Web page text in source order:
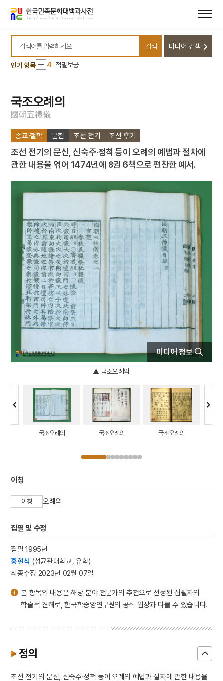
바로가기
바로가기
검색어를 입력하세요
검색 미디어 검색
인기 항목
1 금성대군
2 절기
3 달마도
4 적멸보궁
5 조식
6
5·10 총선거
7
거중기
날개
10 불족도
1
금성대군
5
조식
6 5·10 총선거
7 거중기
8
국화 옆에서
9 날개
10 불족도
국조오례의
國朝五禮儀
종교·철학 문헌 조선 전기 조선 후기
조선 전기의 문신, 신숙주·정척 등이 오례의 예법과 절차에
관한 내용을 엮어 1474년에 8권 6책으로 편찬한 예서.
미디어 정보
국조오례의
국조오례의 국조오례의 국조오례의
이칭
이칭 오례의
집필 및 수정
집필 1995년
홍현식 (성균관대학교, 유학)
최종수정 2023년 02월 07일
본 항목의 내용은 해당 분야 전문가의 추천으로 선정된 집필자의
학술적 견해로, 한국학중앙연구원의 공식 입장과 다를 수 있습니다.
정의
조선 전기의 문신, 신숙주·정척 등이 오례의 예법과 절차에 관한 내용을